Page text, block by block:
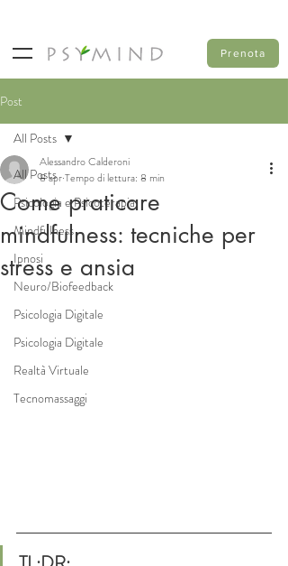
Prenota
Post
All Posts
Psicologia e Psicoterapia
Mindfulness
Ipnosi
Neuro/Biofeedback
Psicologia Digitale
Psicologia Digitale
Realtà Virtuale
Tecnomassaggi
All Posts
Come praticare
mindfulness: tecniche per
stress e ansia
Alessandro Calderoni
8 aprTempo di lettura: 8 min